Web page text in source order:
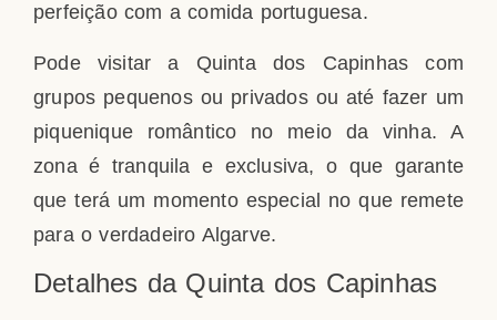
perfeição com a comida portuguesa.
Pode visitar a Quinta dos Capinhas com
grupos pequenos ou privados ou até fazer um
piquenique romântico no meio da vinha. A
zona é tranquila e exclusiva, o que garante
que terá um momento especial no que remete
para o verdadeiro Algarve.
Detalhes da Quinta dos Capinhas